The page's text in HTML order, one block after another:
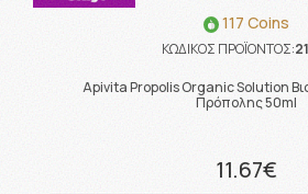
117 Coins
ΚΩΔΙΚΟΣ ΠΡΟΪΟΝΤΟΣ:
Apivita Propolis Organic Solution
Πρόπολης 50ml
11.67€